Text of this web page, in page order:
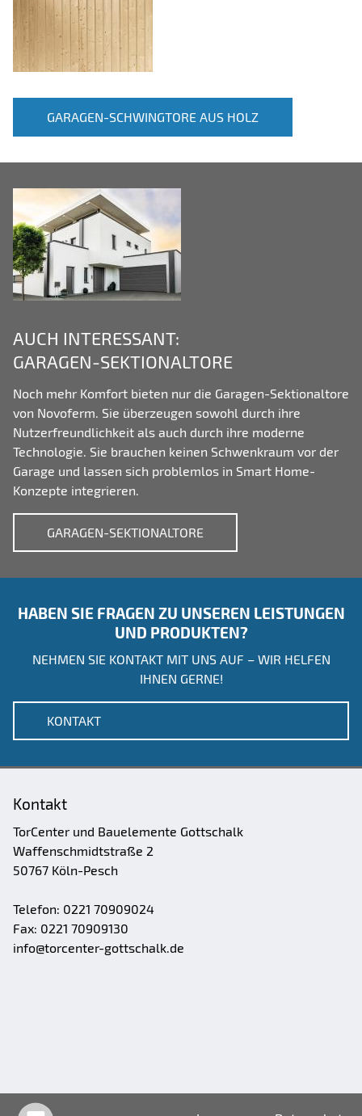
GARAGEN-SCHWINGTORE AUS HOLZ
AUCH INTERESSANT:
GARAGEN-SEKTIONALTORE
Noch mehr Komfort bieten nur die Garagen-Sektionaltore
von Novoferm. Sie überzeugen sowohl durch ihre
Nutzerfreundlichkeit als auch durch ihre moderne
Technologie. Sie brauchen keinen Schwenkraum vor der
Garage und lassen sich problemlos in Smart Home-
Konzepte integrieren.
GARAGEN-SEKTIONALTORE
HABEN SIE FRAGEN ZU UNSEREN LEISTUNGEN
UND PRODUKTEN?
NEHMEN SIE KONTAKT MIT UNS AUF – WIR HELFEN
IHNEN GERNE!
KONTAKT
Kontakt
TorCenter und Bauelemente Gottschalk
Waffenschmidtstraße 2
50767 Köln-Pesch
Telefon: 0221 70909024
Fax: 0221 70909130
info@torcenter-gottschalk.de